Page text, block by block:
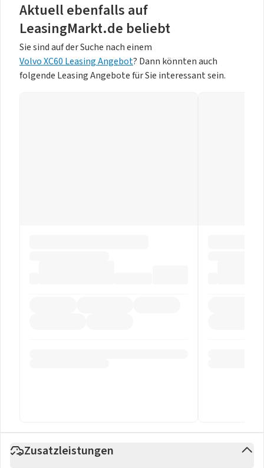
Aktuell ebenfalls auf
LeasingMarkt.de beliebt
Sie sind auf der Suche nach einem
Volvo XC60 Leasing Angebot? Dann könnten auch
folgende Leasing Angebote für Sie interessant sein.
Zusatzleistungen